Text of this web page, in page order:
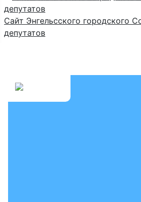
Сайт Энгельсского городского
депутатов